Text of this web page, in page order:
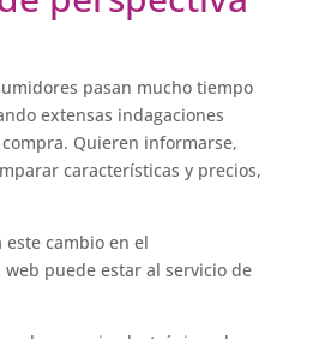
pasan mucho tiempo
extensas indagaciones
Quieren informarse,
características y precios,
cambio en el
puede estar al servicio de